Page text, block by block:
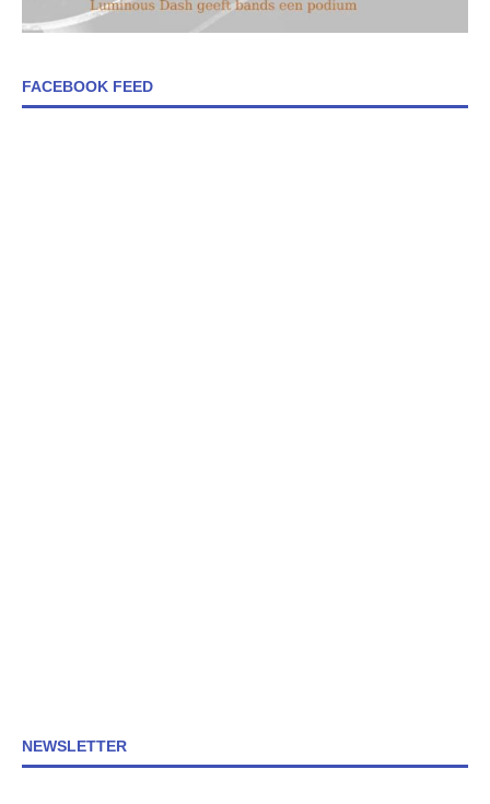
FACEBOOK FEED
NEWSLETTER